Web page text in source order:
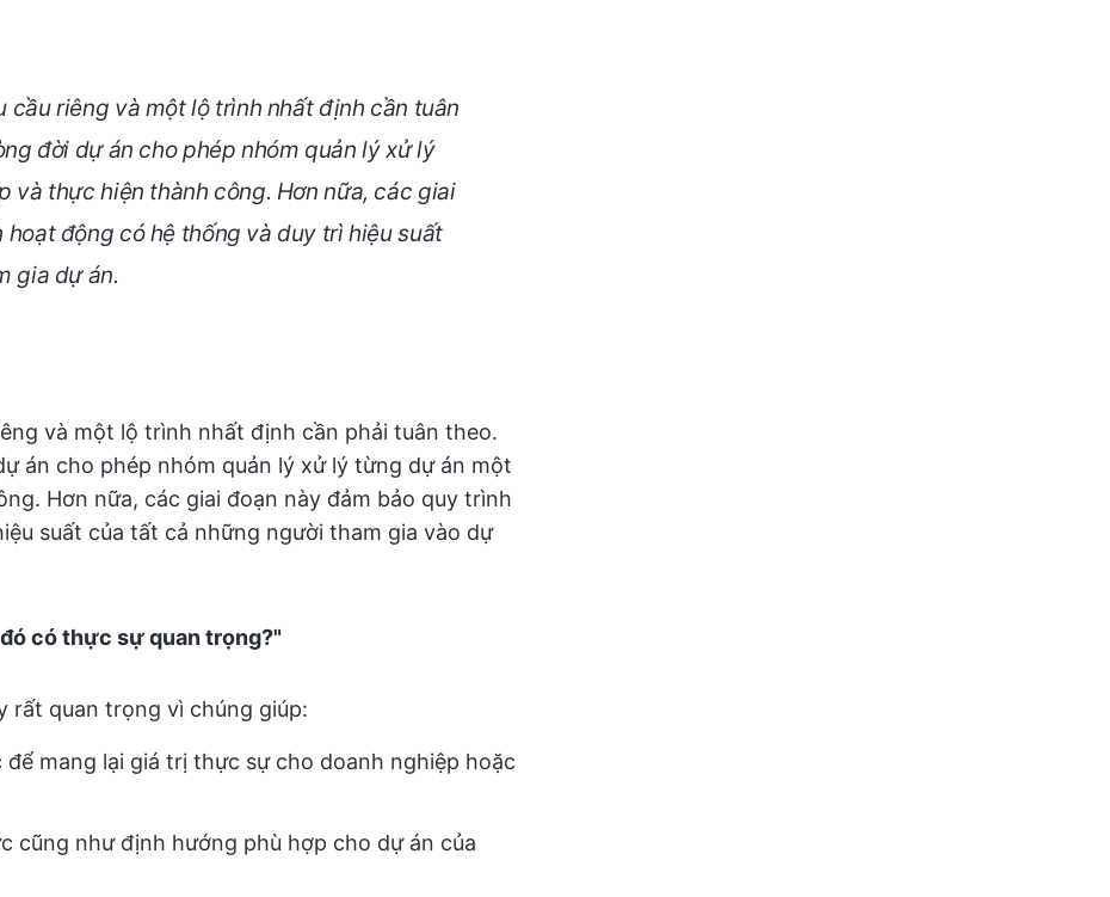
cầu riêng và một lộ trình nhất định cần tuân
đời dự án cho phép nhóm quản lý xử lý
và thực hiện thành công. Hơn nữa, các giai
động có hệ thống và duy trì hiệu suất
gia dự án.
và một lộ trình nhất định cần phải tuân theo.
án cho phép nhóm quản lý xử lý từng dự án một
Hơn nữa, các giai đoạn này đảm bảo quy trình
suất của tất cả những người tham gia vào dự
có thực sự quan trọng?"
rất quan trọng vì chúng giúp:
mang lại giá trị thực sự cho doanh nghiệp hoặc
cũng như định hướng phù hợp cho dự án của